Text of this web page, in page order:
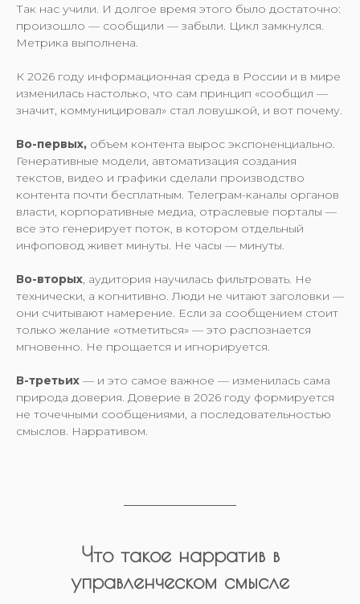
Так нас учили. И долгое время этого было достаточно:
произошло — сообщили — забыли. Цикл замкнулся.
Метрика выполнена.
К 2026 году информационная среда в России и в мире
изменилась настолько, что сам принцип «сообщил —
значит, коммуницировал» стал ловушкой, и вот почему.
Во-первых, объем контента вырос экспоненциально.
Генеративные модели, автоматизация создания
текстов, видео и графики сделали производство
контента почти бесплатным. Телеграм-каналы органов
власти, корпоративные медиа, отраслевые порталы —
все это генерирует поток, в котором отдельный
инфоповод живет минуты. Не часы — минуты.
Во-вторых, аудитория научилась фильтровать. Не
технически, а когнитивно. Люди не читают заголовки —
они считывают намерение. Если за сообщением стоит
только желание «отметиться» — это распознается
мгновенно. Не прощается и игнорируется.
В-третьих — и это самое важное — изменилась сама
природа доверия. Доверие в 2026 году формируется
не точечными сообщениями, а последовательностью
смыслов. Нарративом.
Что такое нарратив в
управленческом смысле